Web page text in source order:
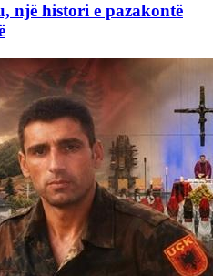
një histori e pazakontë